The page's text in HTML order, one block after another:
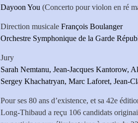
Dayoon You (Concerto pour violon en ré
Direction musicale François Boulanger
Orchestre Symphonique de la Garde
Jury
Sarah Nemtanu, Jean-Jacques
Sergey Khachatryan, Marc Laforet, Jean-
Pour ses 80 ans d’existence, et sa 42e
Long-Thibaud a reçu 106 candidats